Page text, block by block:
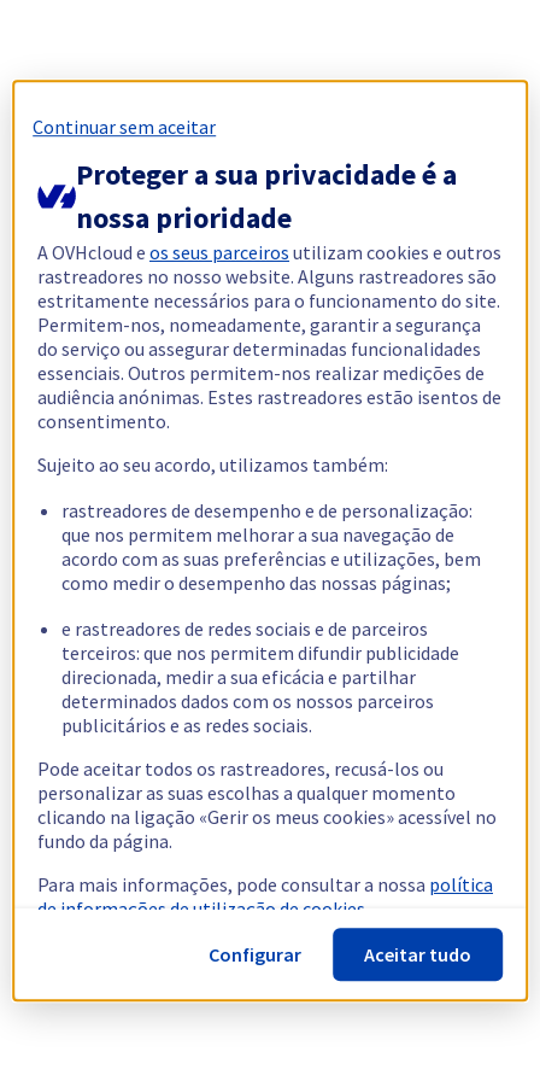
Continuar sem aceitar
Proteger a sua privacidade é a
nossa prioridade
A OVHcloud eos seus parceiros utilizam cookies e outros
rastreadores no nosso website. Alguns rastreadores são
estritamente necessários para o funcionamento do site.
Permitem-nos, nomeadamente, garantir a segurança
do serviço ou assegurar determinadas funcionalidades
essenciais. Outros permitem-nos realizar medições de
audiência anónimas. Estes rastreadores estão isentos de
consentimento.
Sujeito ao seu acordo, utilizamos também:
rastreadores de desempenho e de personalização:
que nos permitem melhorar a sua navegação de
acordo com as suas preferências e utilizações, bem
como medir o desempenho das nossas páginas;
e rastreadores de redes sociais e de parceiros
terceiros: que nos permitem difundir publicidade
direcionada, medir a sua eficácia e partilhar
determinados dados com os nossos parceiros
publicitários e as redes sociais.
Pode aceitar todos os rastreadores, recusá-los ou
personalizar as suas escolhas a qualquer momento
clicando na ligação «Gerir os meus cookies» acessível no
fundo da página.
Para mais informações, pode consultar a nossa política
de informações de utilização de cookies.
Configurar
Aceitar tudo